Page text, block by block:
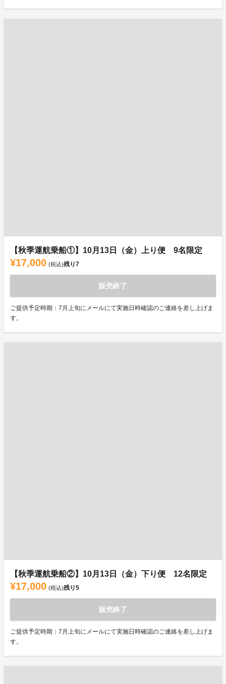
【秋季運航乗船①】10月13日（金）上り便 9名限定
¥17,000 (税込)残り7
販売終了
ご提供予定時期：7月上旬にメールにて実施日時確認のご連絡を差し上げま
す。
【秋季運航乗船②】10月13日（金）下り便 12名限定
¥17,000 (税込)残り5
販売終了
ご提供予定時期：7月上旬にメールにて実施日時確認のご連絡を差し上げま
す。